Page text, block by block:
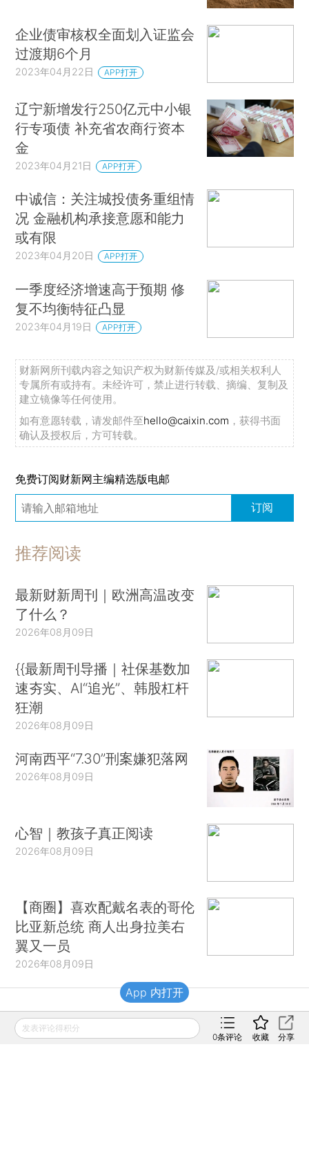
企业债审核权全面划入证监会
过渡期6个月
2023年04月22日 APP打开
辽宁新增发行250亿元中小银
行专项债 补充省农商行资本
金
2023年04月21日 APP打开
中诚信：关注城投债务重组情
况 金融机构承接意愿和能力
或有限
2023年04月20日 APP打开
一季度经济增速高于预期 修
复不均衡特征凸显
2023年04月19日 APP打开
财新网所刊载内容之知识产权为财新传媒及/或相关权利人
专属所有或持有。未经许可，禁止进行转载、摘编、复制及
建立镜像等任何使用。
如有意愿转载，请发邮件至hello@caixin.com ，获得书面
确认及授权后，方可转载。
免费订阅财新网主编精选版电邮
订阅
推荐阅读
最新财新周刊｜欧洲高温改变
了什么？
2026年08月09日
{{最新周刊导播｜社保基数加
速夯实、AI“追光”、韩股杠杆
狂潮
2026年08月09日
河南西平“7.30”刑案嫌犯落网
2026年08月09日
心智｜教孩子真正阅读
2026年08月09日
【商圈】喜欢配戴名表的哥伦
比亚新总统 商人出身拉美右
翼又一员
2026年08月09日
财新移动
发表评论得积分
0条评论 收藏 分享
App 内打开